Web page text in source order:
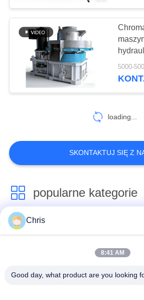
Filc
Maszyna do
Maszyna do
falistej
8000
5000-
loading...
SKONTAKTUJ SIĘ Z
popularne kategorie
Materiał nietkany
Chris
8:41 AM
Good day, what product are you looking